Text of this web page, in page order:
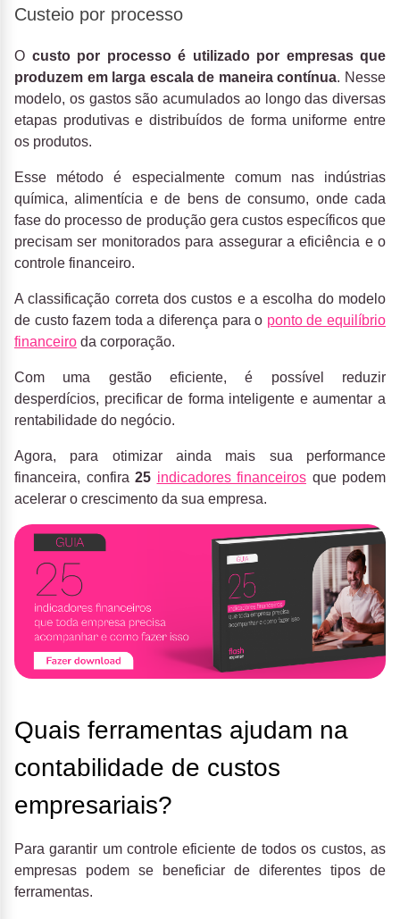
Custeio por processo
O custo por processo é utilizado por empresas que
produzem em larga escala de maneira contínua. Nesse
modelo, os gastos são acumulados ao longo das diversas
etapas produtivas e distribuídos de forma uniforme entre
os produtos.
Esse método é especialmente comum nas indústrias
química, alimentícia e de bens de consumo, onde cada
fase do processo de produção gera custos específicos que
precisam ser monitorados para assegurar a eficiência e o
controle financeiro.
A classificação correta dos custos e a escolha do modelo
de custo fazem toda a diferença para o ponto de equilíbrio
financeiro da corporação.
Com uma gestão eficiente, é possível reduzir
desperdícios, precificar de forma inteligente e aumentar a
rentabilidade do negócio.
Agora, para otimizar ainda mais sua performance
financeira, confira 25 indicadores financeiros que podem
acelerar o crescimento da sua empresa.
Quais ferramentas ajudam na
contabilidade de custos
empresariais?
Para garantir um controle eficiente de todos os custos, as
empresas podem se beneficiar de diferentes tipos de
ferramentas.